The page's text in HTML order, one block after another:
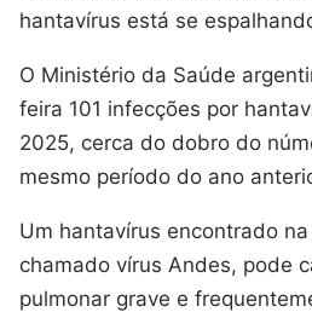
hantavírus está se
O Ministério da Saúde
feira 101 infecções por
2025, cerca do dobro do
mesmo período do ano
Um hantavírus encontrado
chamado vírus Andes, pode
pulmonar grave e